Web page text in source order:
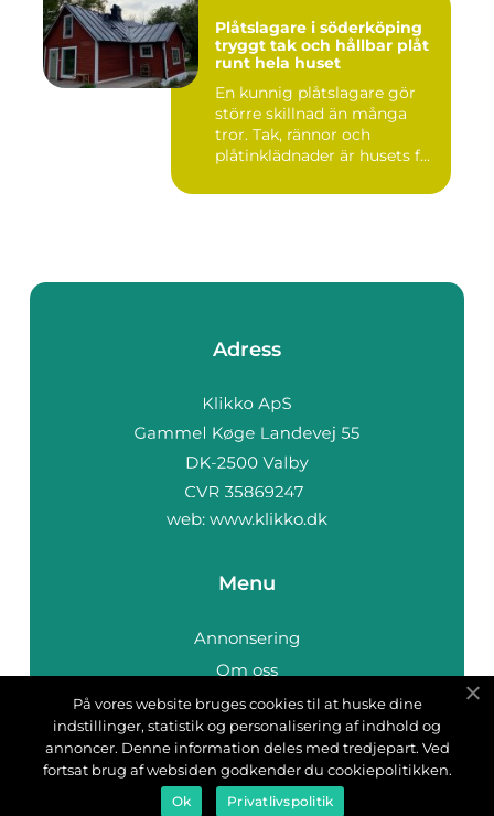
Plåtslagare i söderköping
tryggt tak och hållbar plåt
runt hela huset
En kunnig plåtslagare gör
större skillnad än många
tror. Tak, rännor och
plåtinklädnader är husets f...
Adress
web: www.klikko.dk
Menu
Annonsering
Om oss
Cookies
Kontakta oss
Sitemap
På vores website bruges cookies til at huske dine
indstillinger, statistik og personalisering af indhold og
annoncer. Denne information deles med tredjepart. Ved
fortsat brug af websiden godkender du cookiepolitikken.
Ok Privatlivspolitik